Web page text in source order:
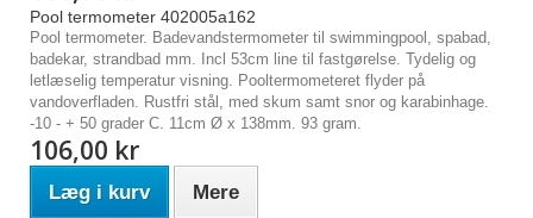
Pool termometer 402005a162
Pool termometer. Badevandstermometer til swimmingpool, spabad,
badekar, strandbad mm. Incl 53cm line til fastgørelse. Tydelig og
letlæselig temperatur visning. Pooltermometeret flyder på
vandoverfladen. Rustfri stål, med skum samt snor og karabinhage.
-10 - + 50 grader C. 11cm Ø x 138mm. 93 gram.
106,00 kr
Læg i kurv Mere